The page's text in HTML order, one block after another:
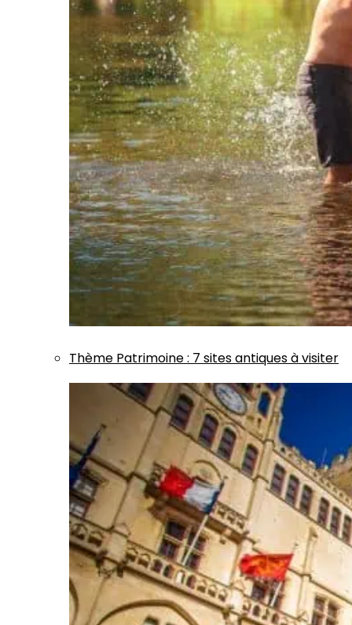
Thème Patrimoine: 7 sites antiques à visiter